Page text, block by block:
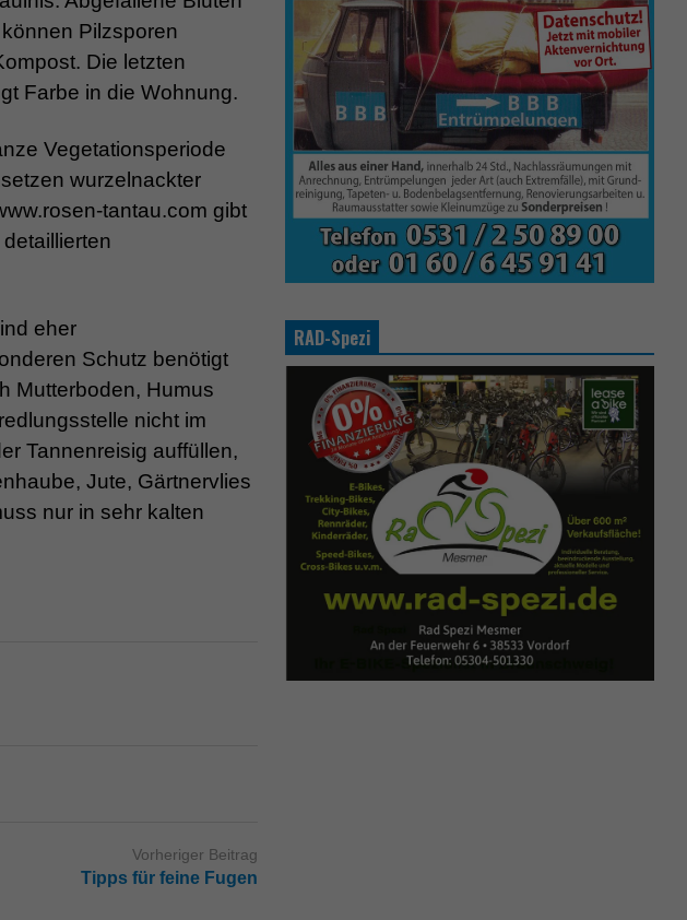
Pilzsporen
Die letzten
Farbe in die Wohnung.
Vegetationsperiode
wurzelnackter
tantau.com gibt
eher
Schutz benötigt
Mutterboden, Humus
nicht im
Tannenreisig auffüllen,
Jute, Gärtnervlies
nur in sehr kalten
Vorheriger Beitrag
Tipps für feine Fugen
RAD-Spezi